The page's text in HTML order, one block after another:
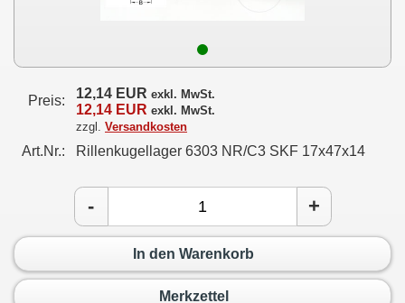
Preis: 12,14 EUR exkl. MwSt.
12,14 EUR exkl. MwSt.
zzgl. Versandkosten
Art.Nr.: Rillenkugellager 6303 NR/C3 SKF 17x47x14
- +
In den Warenkorb
Merkzettel